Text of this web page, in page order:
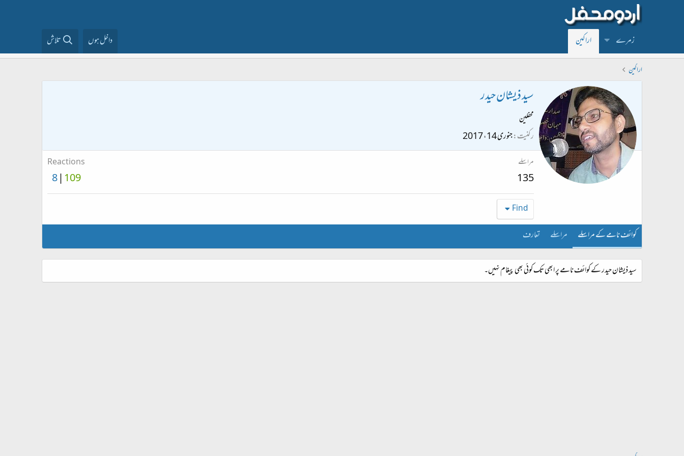
زمرے اراکین داخل ہوں تلاش
اراکین
سید ذیشان حیدر
محفلین
رکنیت جنوری 14، 2017
مراسلے
135
Reactions
109
8
Find
کوائف نامے کے مراسلے مراسلے تعارف
سید ذیشان حیدر کے کوائف نامے پر ابھی تک کوئی بھی پیغام نہیں۔